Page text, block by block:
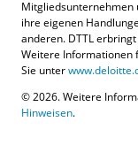
Mitgliedsunternehmen
ihre eigenen
anderen. DTTL
Weitere Informationen
Sie unter
© 2026. Weitere
Hinweisen.